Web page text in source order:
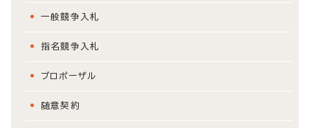
一般競争入札
指名競争入札
プロポーザル
随意契約